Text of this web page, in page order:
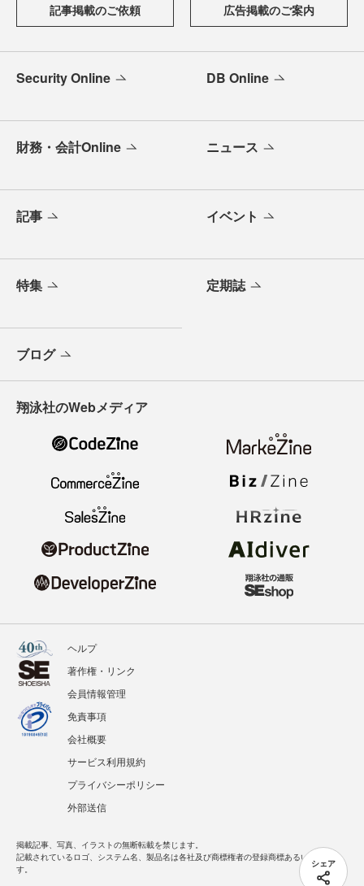
シェア
記事掲載のご依頼 広告掲載のご案内
Security Online DB Online
財務・会計Online ニュース
記事 イベント
特集 定期誌
ブログ
翔泳社のWebメディア
ヘルプ
著作権・リンク
会員情報管理
免責事項
会社概要
サービス利用規約
プライバシーポリシー
外部送信
掲載記事、写真、イラストの無断転載を禁じます。
記載されているロゴ、システム名、製品名は各社及び商標権者の登録商標あるいは商標で
す。